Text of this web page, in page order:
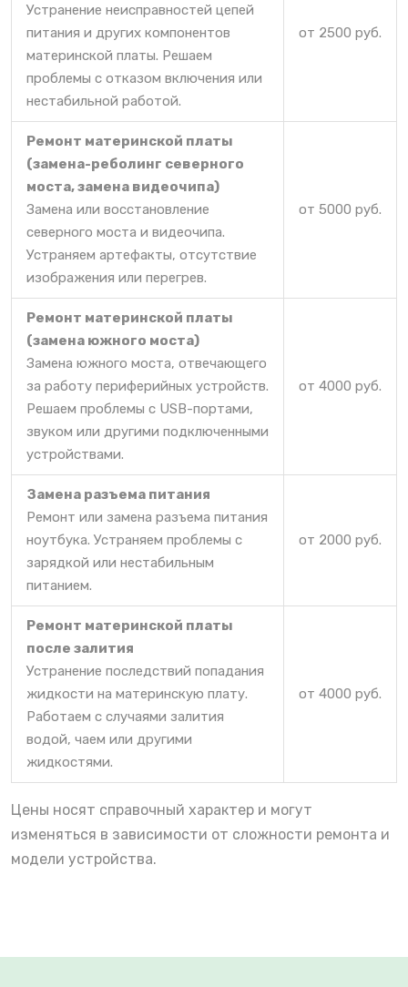
Устранение неисправностей цепей
питания и других компонентов
материнской платы. Решаем
проблемы с отказом включения или
нестабильной работой.
от 2500 руб.
Ремонт материнской платы
(замена-реболинг северного
моста, замена видеочипа)
Замена или восстановление
северного моста и видеочипа.
Устраняем артефакты, отсутствие
изображения или перегрев.
от 5000 руб.
Ремонт материнской платы
(замена южного моста)
Замена южного моста, отвечающего
за работу периферийных устройств.
Решаем проблемы с USB-портами,
звуком или другими подключенными
устройствами.
от 4000 руб.
Замена разъема питания
Ремонт или замена разъема питания
ноутбука. Устраняем проблемы с
зарядкой или нестабильным
питанием.
от 2000 руб.
Ремонт материнской платы
после залития
Устранение последствий попадания
жидкости на материнскую плату.
Работаем с случаями залития
водой, чаем или другими
жидкостями.
от 4000 руб.
Цены носят справочный характер и могут
изменяться в зависимости от сложности ремонта и
модели устройства.